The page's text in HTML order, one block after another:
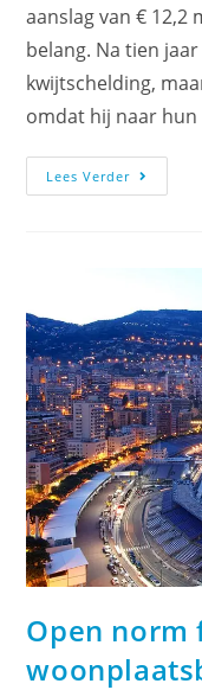
aanslag van € 12,2
belang. Na tien
kwijtschelding,
omdat hij naar
Lees Verder
Open norm